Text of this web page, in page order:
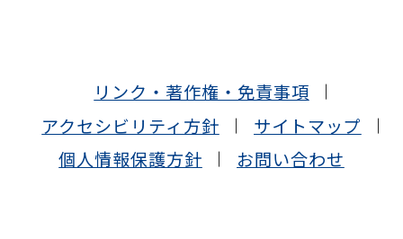
リンク・著作権・免責事項
アクセシビリティ方針
サイトマップ
個人情報保護方針
お問い合わせ